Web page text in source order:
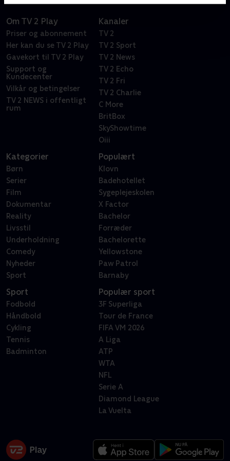
Om TV 2 Play
Priser og abonnement
Her kan du se TV 2 Play
Gavekort til TV 2 Play
Support og
Kundecenter
Vilkår og betingelser
TV 2 NEWS i offentligt
rum
Kanaler
TV 2
TV 2 Sport
TV 2 News
TV 2 Echo
TV 2 Fri
TV 2 Charlie
C More
BritBox
SkyShowtime
Oiii
Kategorier
Børn
Serier
Film
Dokumentar
Reality
Livsstil
Underholdning
Comedy
Nyheder
Sport
Populært
Klovn
Badehotellet
Sygeplejeskolen
X Factor
Bachelor
Forræder
Bachelorette
Yellowstone
Paw Patrol
Barnaby
Sport
Fodbold
Håndbold
Cykling
Tennis
Badminton
Populær sport
3F Superliga
Tour de France
FIFA VM 2026
A Liga
ATP
WTA
NFL
Serie A
Diamond League
La Vuelta